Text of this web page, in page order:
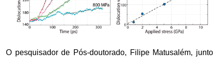
O pesquisador de Pós-doutorado, Filipe Matusalém, junto